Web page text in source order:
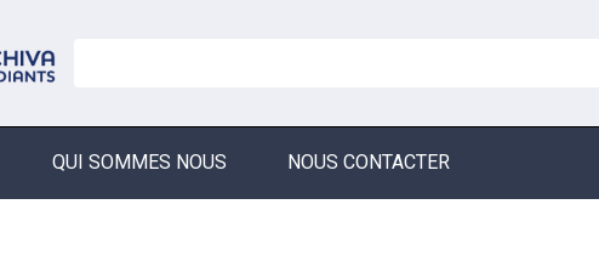
QUI SOMMES NOUS NOUS CONTACTER